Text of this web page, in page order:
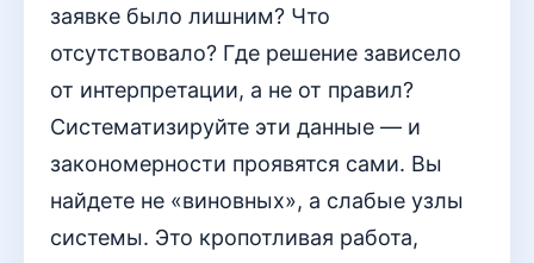
заявке было лишним? Что
отсутствовало? Где решение зависело
от интерпретации, а не от правил?
Систематизируйте эти данные — и
закономерности проявятся сами. Вы
найдете не «виновных», а слабые узлы
системы. Это кропотливая работа,